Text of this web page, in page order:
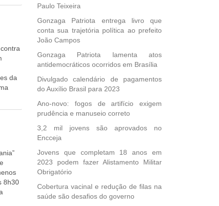
se
em
o
e
a
seis
da
8h30
ou
Paulo Teixeira
Gonzaga Patriota entrega livro que
conta sua trajetória política ao prefeito
João Campos
Gonzaga Patriota lamenta atos
antidemocráticos ocorridos em Brasília
Divulgado calendário de pagamentos
do Auxílio Brasil para 2023
Ano-novo: fogos de artifício exigem
prudência e manuseio correto
3,2 mil jovens são aprovados no
Encceja
Jovens que completam 18 anos em
2023 podem fazer Alistamento Militar
Obrigatório
Cobertura vacinal e redução de filas na
saúde são desafios do governo